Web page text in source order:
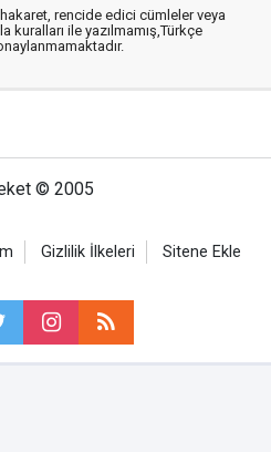
rencide edici cümleler veya
kuralları ile yazılmamış,Türkçe
© 2005
Gizlilik İlkeleri Sitene Ekle